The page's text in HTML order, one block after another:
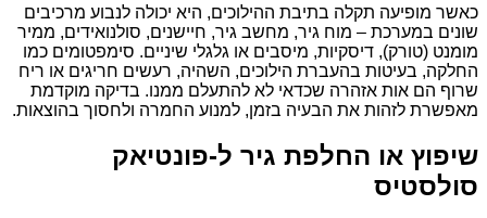
כאשר מופיעה תקלה בתיבת ההילוכים, היא יכולה לנבוע מרכיבים
שונים במערכת – מוח גיר, מחשב גיר, חיישנים, סולנואידים, ממיר
מומנט (טורק), דיסקיות, מיסבים או גלגלי שיניים. סימפטומים כמו
החלקה, בעיטות בהעברת הילוכים, השהיה, רעשים חריגים או ריח
שרוף הם אות אזהרה שכדאי לא להתעלם ממנו. בדיקה מוקדמת
מאפשרת לזהות את הבעיה בזמן, למנוע החמרה ולחסוך בהוצאות.
שיפוץ או החלפת גיר ל-פונטיאק
סולסטיס